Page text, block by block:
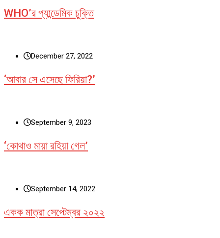
WHO’র প্যান্ডেমিক চুক্তি
December 27, 2022
‘আবার সে এসেছে ফিরিয়া?’
September 9, 2023
‘কোথাও মায়া রহিয়া গেল’
September 14, 2022
একক মাত্রা সেপ্টেম্বর ২০২২